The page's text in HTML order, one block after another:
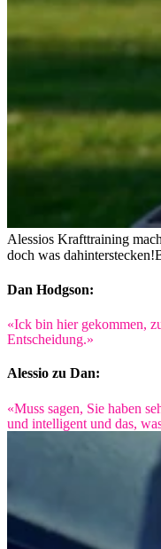
Alessios Krafttraining
doch was dahinterstecken!
Dan Hodgson:
«Ick bin hier gekommen,
Entscheidung.»
Alessio zu Dan:
«Muss sagen, Sie haben
und intelligent und das,